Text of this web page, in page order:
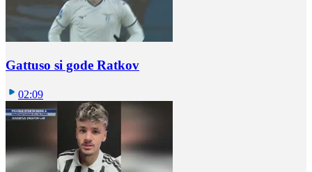
Gattuso si gode Ratkov
02:09